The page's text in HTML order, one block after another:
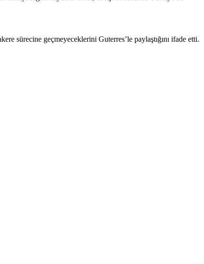
sürecine geçmeyeceklerini Guterres’le paylaştığını ifade etti.